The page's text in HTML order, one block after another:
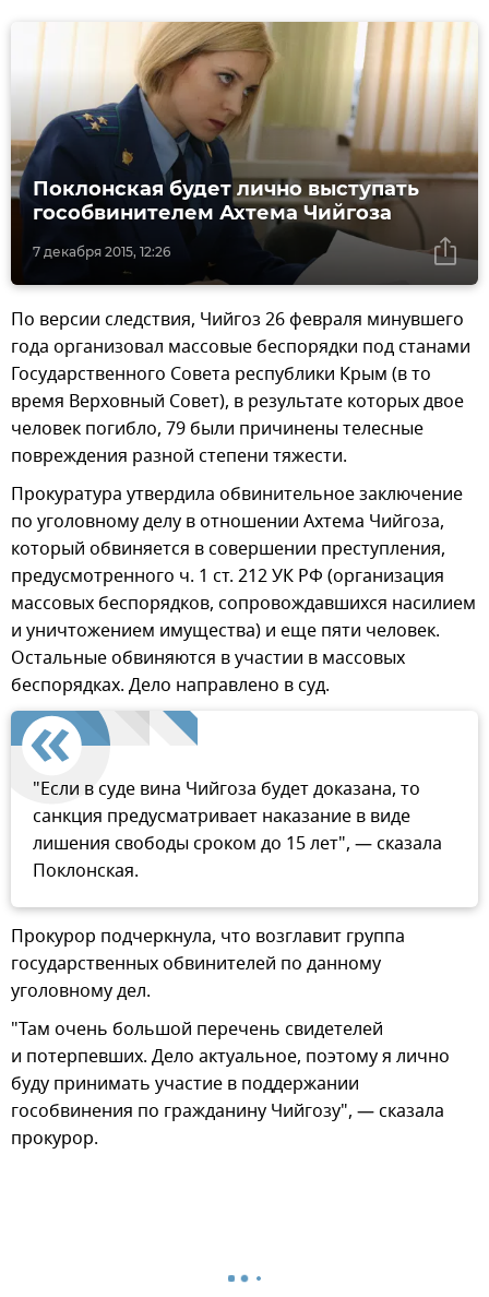
7 декабря 2015, 12:26
Поклонская будет лично выступать
гособвинителем Ахтема Чийгоза
По версии следствия, Чийгоз 26 февраля минувшего
года организовал массовые беспорядки под станами
Государственного Совета республики Крым (в то
время Верховный Совет), в результате которых двое
человек погибло, 79 были причинены телесные
повреждения разной степени тяжести.
Прокуратура утвердила обвинительное заключение
по уголовному делу в отношении Ахтема Чийгоза,
который обвиняется в совершении преступления,
предусмотренного ч. 1 ст. 212 УК РФ (организация
массовых беспорядков, сопровождавшихся насилием
и уничтожением имущества) и еще пяти человек.
Остальные обвиняются в участии в массовых
беспорядках. Дело направлено в суд.
"Если в суде вина Чийгоза будет доказана, то
санкция предусматривает наказание в виде
лишения свободы сроком до 15 лет", — сказала
Поклонская.
Прокурор подчеркнула, что возглавит группа
государственных обвинителей по данному
уголовному дел.
"Там очень большой перечень свидетелей
и потерпевших. Дело актуальное, поэтому я лично
буду принимать участие в поддержании
гособвинения по гражданину Чийгозу", — сказала
прокурор.